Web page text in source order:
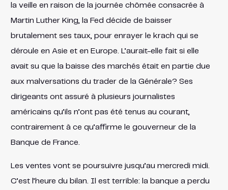
la veille en raison de la journée chômée consacrée à
Martin Luther King, la Fed décide de baisser
brutalement ses taux, pour enrayer le krach qui se
déroule en Asie et en Europe. L’aurait-elle fait si elle
avait su que la baisse des marchés était en partie due
aux malversations du trader de la Générale? Ses
dirigeants ont assuré à plusieurs journalistes
américains qu’ils n’ont pas été tenus au courant,
contrairement à ce qu’affirme le gouverneur de la
Banque de France.
Les ventes vont se poursuivre jusqu’au mercredi midi.
C’est l’heure du bilan. Il est terrible: la banque a perdu